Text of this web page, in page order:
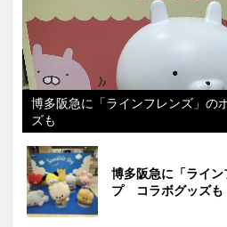
博多阪急に「ラインフレンズ」
ズも
博多阪急に「ライ
プ コラボグッズも